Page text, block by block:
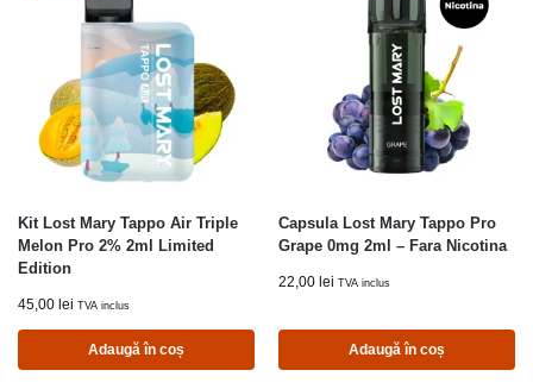
Kit Lost Mary Tappo Air Triple
Melon Pro 2% 2ml Limited
Edition
45,00 lei TVA inclus
Adaugă în coș
Capsula Lost Mary Tappo Pro
Grape 0mg 2ml – Fara Nicotina
22,00 lei TVA inclus
Adaugă în coș